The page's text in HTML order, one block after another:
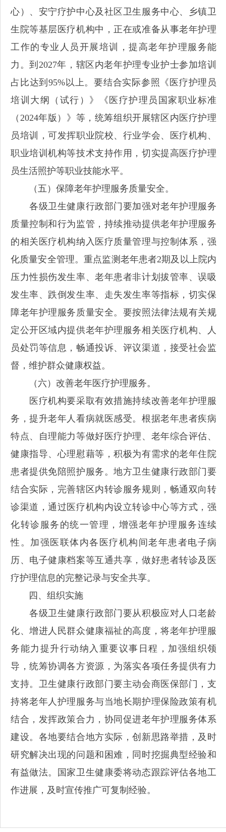
心）、安宁疗护中心及社区卫生服务中心、乡镇卫
生院等基层医疗机构中，正在或准备从事老年护理
工作的专业人员开展培训，提高老年护理服务能
力。到2027年，辖区内老年护理专业护士参加培训
占比达到95%以上。要结合实际参照《医疗护理员
培训大纲（试行）》《医疗护理员国家职业标准
（2024年版）》等，统筹组织开展辖区内医疗护理
员培训，可发挥职业院校、行业学会、医疗机构、
职业培训机构等技术支持作用，切实提高医疗护理
员生活照护等职业技能水平。
（五）保障老年护理服务质量安全。
各级卫生健康行政部门要加强对老年护理服务
质量控制和行为监管，持续推动提供老年护理服务
的相关医疗机构纳入医疗质量管理与控制体系，强
化质量安全管理。重点监测老年患者2期及以上院内
压力性损伤发生率、老年患者非计划拔管率、误吸
发生率、跌倒发生率、走失发生率等指标，切实保
障老年护理服务质量安全。要按照法律法规有关规
定公开区域内提供老年护理服务相关医疗机构、人
员处罚等信息，畅通投诉、评议渠道，接受社会监
督，维护群众健康权益。
（六）改善老年医疗护理服务。
医疗机构要采取有效措施持续改善老年护理服
务，提升老年人看病就医感受。根据老年患者疾病
特点、自理能力等做好医疗护理、老年综合评估、
健康指导、心理慰藉等，积极为有需求的老年住院
患者提供免陪照护服务。地方卫生健康行政部门要
结合实际，完善辖区内转诊服务规则，畅通双向转
诊渠道，通过医疗机构内设立转诊中心等方式，强
化转诊服务的统一管理，增强老年护理服务连续
性。加强医联体内各医疗机构间老年患者电子病
历、电子健康档案等互通共享，做好患者转诊及医
疗护理信息的完整记录与安全共享。
四、组织实施
各级卫生健康行政部门要从积极应对人口老龄
化、增进人民群众健康福祉的高度，将老年护理服
务能力提升行动纳入重要议事日程，加强组织领
导，统筹协调各方资源，为落实各项任务提供有力
支持。卫生健康行政部门要主动会商医保部门，支
持将老年人护理服务与当地长期护理保险政策有机
结合，发挥政策合力，协同促进老年护理服务体系
建设。各地要结合地方实际，创新思路举措，及时
研究解决出现的问题和困难，同时挖掘典型经验和
有益做法。国家卫生健康委将动态跟踪评估各地工
作进展，及时宣传推广可复制经验。